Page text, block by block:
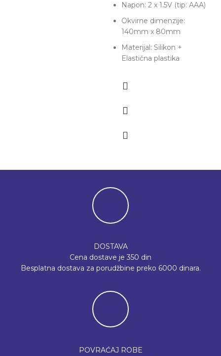
Napon: 2 x 1.5V (tip: AAA)
Okvirne dimenzije:
140mm x 80mm
Materijal: Silikon +
Elastična plastika
DOSTAVA
Cena dostave je 350 din
Besplatna dostava za porudžbine preko 6000 dinara.
POVRAĆAJ ROBE